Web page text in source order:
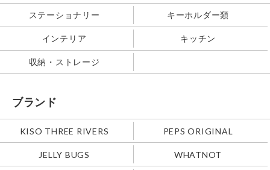
ステーショナリー キーホルダー類
インテリア キッチン
収納・ストレージ
ブランド
KISO THREE RIVERS PEPS ORIGINAL
JELLY BUGS WHATNOT